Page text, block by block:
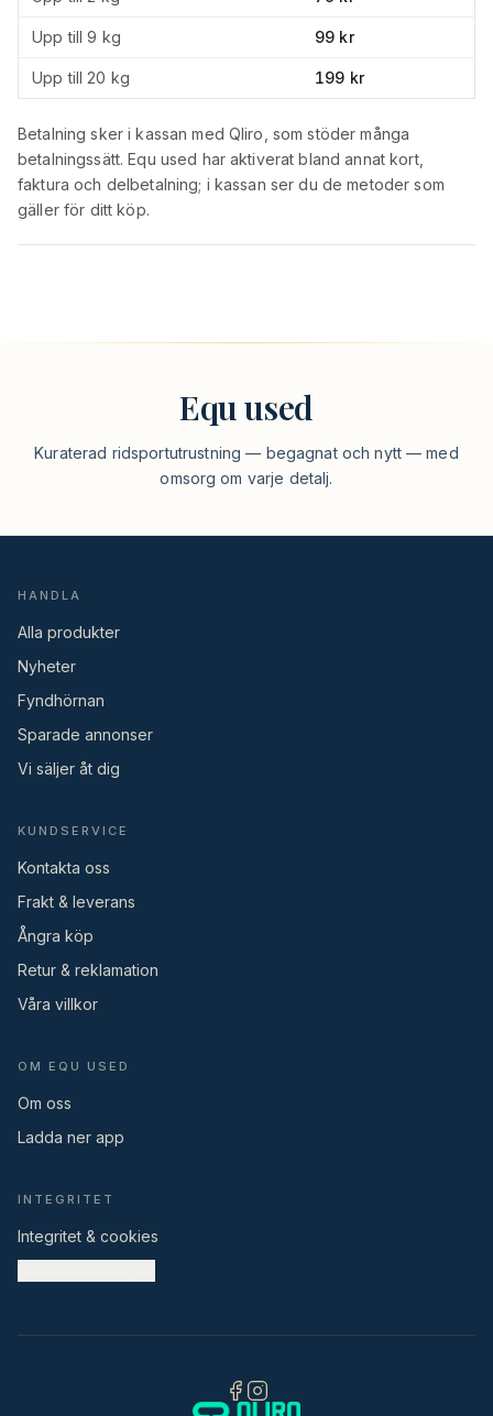
Upp till 9 kg 99 kr
Upp till 20 kg 199 kr
Betalning sker i kassan med Qliro, som stöder många
betalningssätt. Equ used har aktiverat bland annat kort,
faktura och delbetalning; i kassan ser du de metoder som
gäller för ditt köp.
Equ used
Kuraterad ridsportutrustning — begagnat och nytt — med
omsorg om varje detalj.
HANDLA
Alla produkter
Nyheter
Fyndhörnan
Sparade annonser
Vi säljer åt dig
KUNDSERVICE
Kontakta oss
Frakt & leverans
Ångra köp
Retur & reklamation
Våra villkor
OM EQU USED
Om oss
Ladda ner app
INTEGRITET
Integritet & cookies